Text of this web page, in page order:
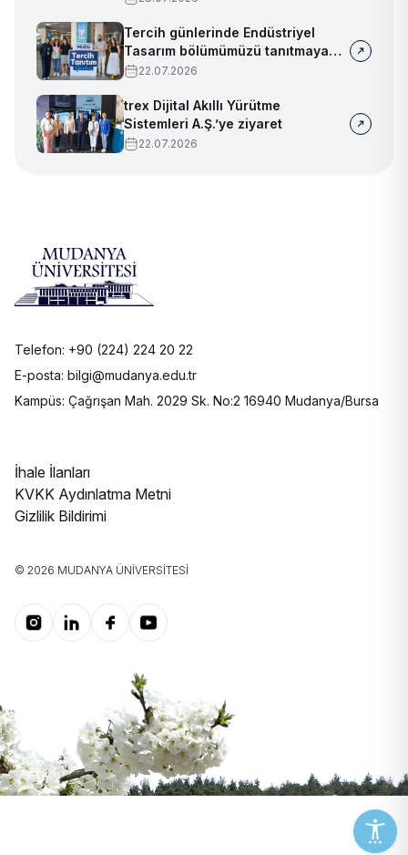
Tercih günlerinde Endüstriyel
Tasarım bölümümüzü tanıtmaya
devam ediyoruz!
22.07.2026
trex Dijital Akıllı Yürütme
Sistemleri A.Ş.’ye ziyaret
22.07.2026
Telefon: +90 (224) 224 20 22
E-posta: bilgi@mudanya.edu.tr
Kampüs: Çağrışan Mah. 2029 Sk. No:2 16940 Mudanya/Bursa
İhale İlanları
KVKK Aydınlatma Metni
Gizlilik Bildirimi
© 2026 MUDANYA ÜNIVERSITESI